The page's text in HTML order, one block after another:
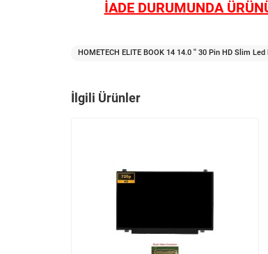
İADE DURUMUNDA
HOMETECH ELITE BOOK 14 14.0 '' 30 Pin HD Slim
İlgili Ürünler